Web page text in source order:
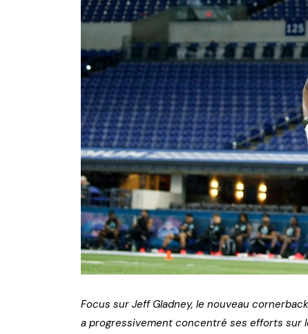
NFL – Power Rankings
Pronostics et paris NFL –
Super Bowl LIX
Histoire et Légendes
Focus sur Jeff Gladney, le nouveau
a progressivement concentré ses efforts sur